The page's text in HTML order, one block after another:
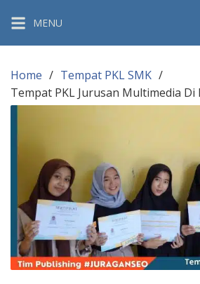
content
MENU
Home
Tempat PKL SMK
Tempat PKL Jurusan Multimedia Di